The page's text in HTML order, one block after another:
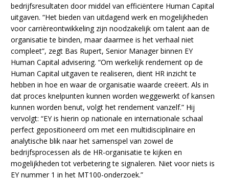
bedrijfsresultaten door middel van efficiëntere Human Capital
uitgaven. “Het bieden van uitdagend werk en mogelijkheden
voor carrièreontwikkeling zijn noodzakelijk om talent aan de
organisatie te binden, maar daarmee is het verhaal niet
compleet”, zegt Bas Rupert, Senior Manager binnen EY
Human Capital advisering. “Om werkelijk rendement op de
Human Capital uitgaven te realiseren, dient HR inzicht te
hebben in hoe en waar de organisatie waarde creëert. Als in
dat proces knelpunten kunnen worden weggewerkt of kansen
kunnen worden benut, volgt het rendement vanzelf.” Hij
vervolgt: “EY is hierin op nationale en internationale schaal
perfect gepositioneerd om met een multidisciplinaire en
analytische blik naar het samenspel van zowel de
bedrijfsprocessen als de HR-organisatie te kijken en
mogelijkheden tot verbetering te signaleren. Niet voor niets is
EY nummer 1 in het MT100-onderzoek.”